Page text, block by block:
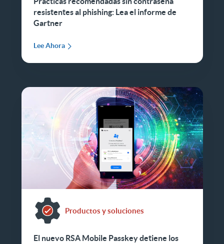
resistentes al phishing: Lea el informe de
Gartner
Lee Ahora
Productos y soluciones
El nuevo RSA Mobile Passkey detiene los